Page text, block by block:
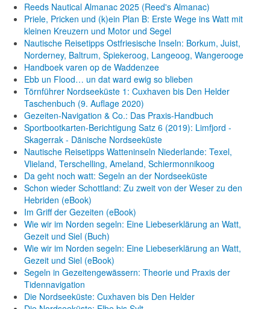
Reeds Nautical Almanac 2025 (Reed's Almanac)
Priele, Pricken und (k)ein Plan B: Erste Wege ins Watt mit
kleinen Kreuzern und Motor und Segel
Nautische Reisetipps Ostfriesische Inseln: Borkum, Juist,
Norderney, Baltrum, Spiekeroog, Langeoog, Wangerooge
Handboek varen op de Waddenzee
Ebb un Flood… un dat ward ewig so blieben
Törnführer Nordseeküste 1: Cuxhaven bis Den Helder
Taschenbuch (9. Auflage 2020)
Gezeiten-Navigation & Co.: Das Praxis-Handbuch
Sportbootkarten-Berichtigung Satz 6 (2019): Limfjord -
Skagerrak - Dänische Nordseeküste
Nautische Reisetipps Watteninseln Niederlande: Texel,
Vlieland, Terschelling, Ameland, Schiermonnikoog
Da geht noch watt: Segeln an der Nordseeküste
Schon wieder Schottland: Zu zweit von der Weser zu den
Hebriden (eBook)
Im Griff der Gezeiten (eBook)
Wie wir im Norden segeln: Eine Liebeserklärung an Watt,
Gezeit und Siel (Buch)
Wie wir im Norden segeln: Eine Liebeserklärung an Watt,
Gezeit und Siel (eBook)
Segeln in Gezeitengewässern: Theorie und Praxis der
Tidennavigation
Die Nordseeküste: Cuxhaven bis Den Helder